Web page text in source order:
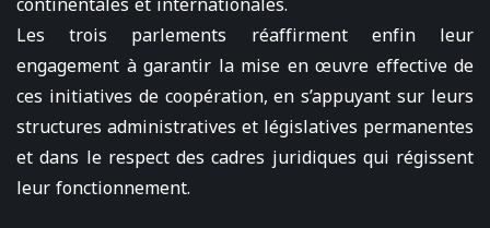
Les trois parlements réaffirment enfin leur
engagement à garantir la mise en œuvre effective de
ces initiatives de coopération, en s’appuyant sur leurs
structures administratives et législatives permanentes
et dans le respect des cadres juridiques qui régissent
leur fonctionnement.